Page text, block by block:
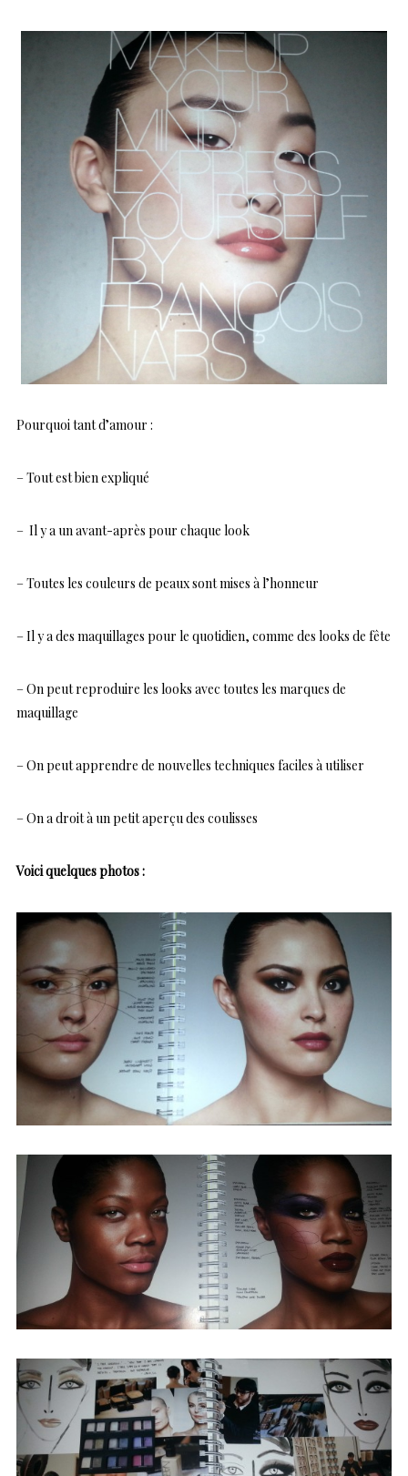
Pourquoi tant d’amour :
– Tout est bien expliqué
– Il y a un avant-après pour chaque look
– Toutes les couleurs de peaux sont mises à l’honneur
– Il y a des maquillages pour le quotidien, comme des looks de fête
– On peut reproduire les looks avec toutes les marques de
maquillage
– On peut apprendre de nouvelles techniques faciles à utiliser
– On a droit à un petit aperçu des coulisses
Voici quelques photos :